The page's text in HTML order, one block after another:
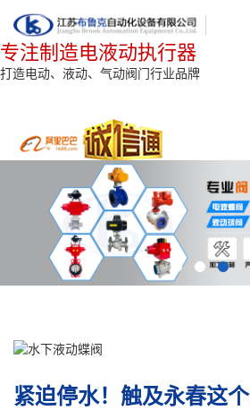
专注制造电液动执行器
打造电动、液动、气动阀门行业品牌
紧迫停水！触及永春这